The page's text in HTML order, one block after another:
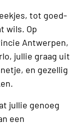
tot goed-
wils. Op
Antwerpen,
jullie graag uit
en gezellig
jullie genoeg
een